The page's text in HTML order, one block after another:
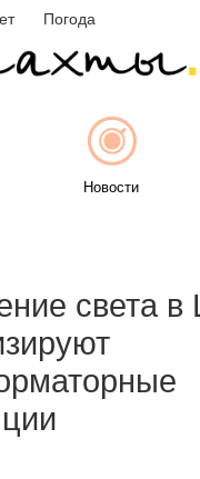
Погода
Новости
Объявления
света в